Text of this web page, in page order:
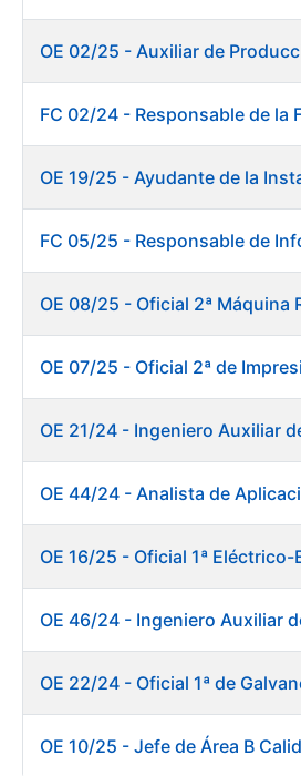
OE 07/25 - Oficial 2ª de
OE 22/24 - Oficial 1ª de